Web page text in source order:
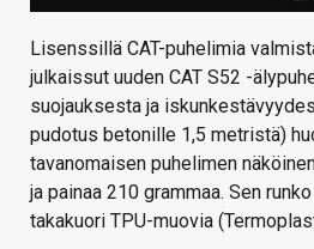
Lisenssillä CAT-puhelimia
julkaissut uuden CAT S52 -
suojauksesta ja
pudotus betonille 1,5 metristä)
tavanomaisen puhelimen
ja painaa 210 grammaa. Sen
takakuori TPU-muovia